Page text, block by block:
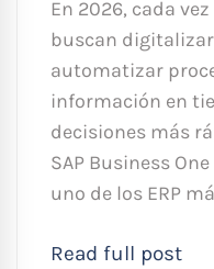
En 2026, cada
buscan
automatizar
información en
decisiones más
SAP Business
uno de los ERP
Read full post